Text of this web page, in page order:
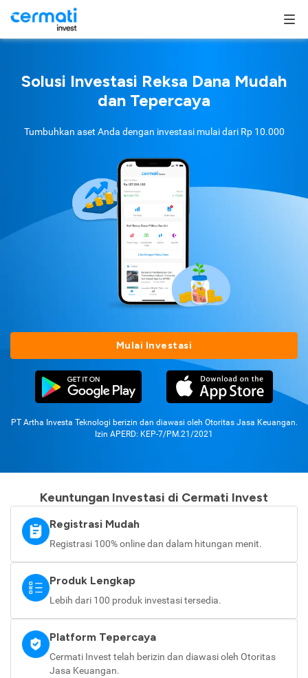
Solusi Investasi Reksa Dana Mudah
dan Tepercaya
Tumbuhkan aset Anda dengan investasi mulai dari Rp 10.000
Mulai Investasi
PT Artha Investa Teknologi berizin dan diawasi oleh Otoritas Jasa Keuangan.
Izin APERD: KEP-7/PM.21/2021
Keuntungan Investasi di Cermati Invest
Registrasi Mudah
Registrasi 100% online dan dalam hitungan menit.
Produk Lengkap
Lebih dari 100 produk investasi tersedia.
Platform Tepercaya
Cermati Invest telah berizin dan diawasi oleh Otoritas
Jasa Keuangan.